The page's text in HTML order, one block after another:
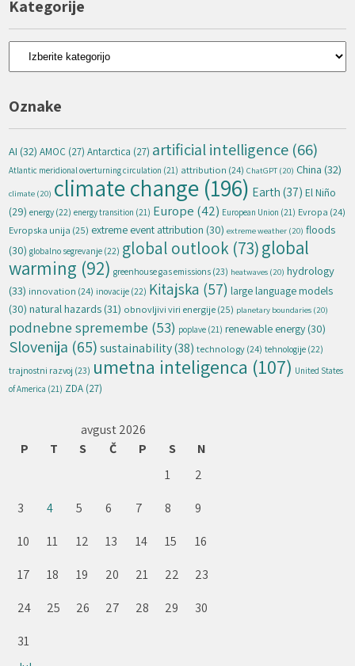
Kategorije
Kategorije
Oznake
AI (32) AMOC (27) Antarctica (27) artificial intelligence (66)
Atlantic meridional overturning circulation (21) attribution (24) ChatGPT (20) China (32)
climate (20) climate change (196) Earth (37) El Niño
(29) energy (22) energy transition (21) Europe (42) European Union (21) Evropa (24)
Evropska unija (25) extreme event attribution (30) extreme weather (20) floods
(30) globalno segrevanje (22) global outlook (73)global
warming (92) greenhouse gas emissions (23) heatwaves (20) hydrology
(33) innovation (24) inovacije (22) Kitajska (57) large language models
(30) natural hazards (31) obnovljivi viri energije(25) planetary boundaries (20)
podnebne spremembe (53) poplave (21) renewable energy (30)
Slovenija (65) sustainability(38) technology(24) tehnologije (22)
trajnostni razvoj (23) umetna inteligenca (107) United States
of America (21) ZDA (27)
avgust 2026
P
T S Č P S
N
1
2
3
4 5 6 7 8
9
10
11 12 13 14 15
16
17
18 19 20 21 22
23
24
25 26 27 28 29
30
31